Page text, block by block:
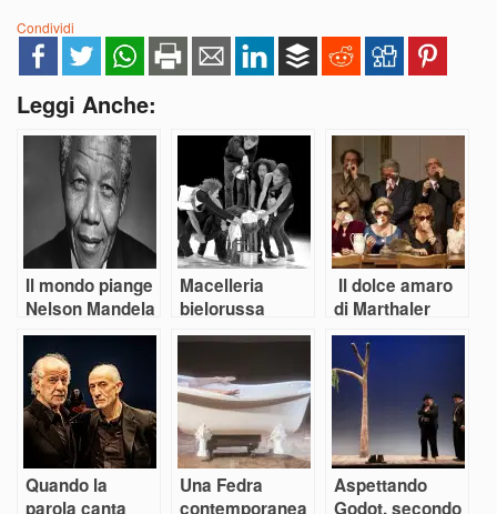
Condividi
Leggi Anche:
Il mondo piange
Nelson Mandela
Macelleria
bielorussa
Il dolce amaro
di Marthaler
vale il Leone
d’Oro
Quando la
parola canta
Una Fedra
contemporanea
Aspettando
Godot, secondo